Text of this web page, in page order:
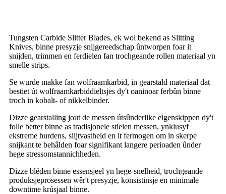
Tungsten Carbide Slitter Blades, ek wol bekend as Slitting
Knives, binne presyzje snijgereedschap ûntworpen foar it
snijden, trimmen en ferdielen fan trochgeande rollen materiaal yn
smelle strips.
Se wurde makke fan wolfraamkarbid, in gearstald materiaal dat
bestiet út wolfraamkarbiddieltsjes dy't oaninoar ferbûn binne
troch in kobalt- of nikkelbinder.
Dizze gearstalling jout de messen útsûnderlike eigenskippen dy't
folle better binne as tradisjonele stielen messen, ynklusyf
ekstreme hurdens, slijtvastheid en it fermogen om in skerpe
snijkant te behâlden foar signifikant langere perioaden ûnder
hege stressomstannichheden.
Dizze blêden binne essensjeel yn hege-snelheid, trochgeande
produksjeprosessen wêr't presyzje, konsistinsje en minimale
downtime krúsjaal binne.